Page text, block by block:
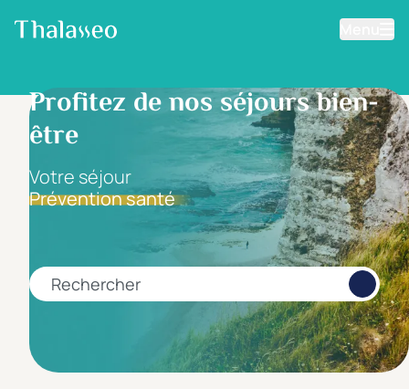
Aller au contenu principal
Profitez de nos séjours bien-
être
Votre séjour
Prévention santé
Rechercher
Filtrer les résultats
Fourchette de prix
Prix par personne
Maximum
5 étoiles *****
(0)